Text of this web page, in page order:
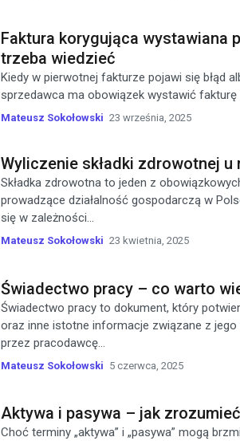
Faktura korygująca wystawiana
trzeba wiedzieć
Kiedy w pierwotnej fakturze pojawi się błąd
sprzedawca ma obowiązek wystawić
Mateusz Sokołowski 23 września, 2025
Wyliczenie składki zdrowotnej u
Składka zdrowotna to jeden z
prowadzące działalność gospodarczą w
się w zależności...
Mateusz Sokołowski 23 kwietnia, 2025
Świadectwo pracy – co warto
Świadectwo pracy to dokument, który
oraz inne istotne informacje związane z
przez pracodawcę...
Mateusz Sokołowski 5 czerwca, 2025
Aktywa i pasywa – jak
Choć terminy „aktywa” i „pasywa” mogą